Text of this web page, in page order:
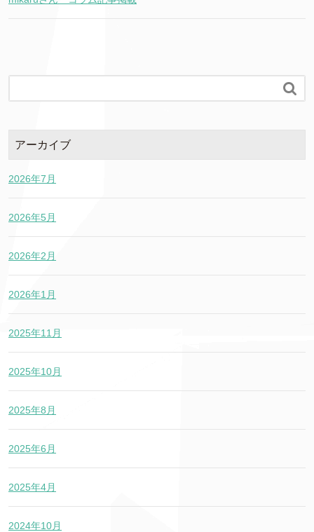

アーカイブ
2026年7月
2026年5月
2026年2月
2026年1月
2025年11月
2025年10月
2025年8月
2025年6月
2025年4月
2024年10月